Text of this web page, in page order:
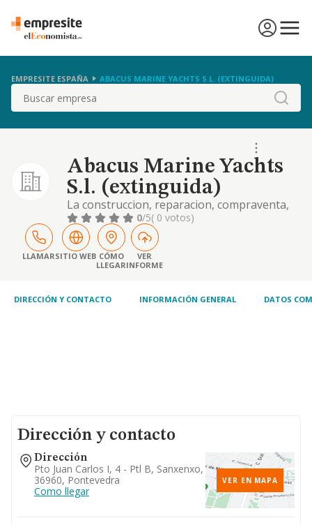
EMPRESITE ESPAÑA ABACUS MARINE YACHTS S.L. (EXTINGUIDA)
Buscar
Abacus Marine Yachts
S.l. (extinguida)
La construccion, reparacion, compraventa,
arrendamiento y/o charters de toda clase de
embarcaciones deportivas y de recreo, asi
como la compraventa y arrendamiento de
locales de negocio y otras propiedades
inmobiliarias.
0/5( 0 votos)
LLAMARSITIO WEB CÓMO
LLEGAR
VER
INFORME
DIRECCIÓN Y CONTACTO INFORMACIÓN GENERAL DATOS
Dirección y contacto
Dirección
Pto Juan Carlos I, 4 - Ptl B, Sanxenxo,
36960, Pontevedra
Como llegar
VER EN MAPA